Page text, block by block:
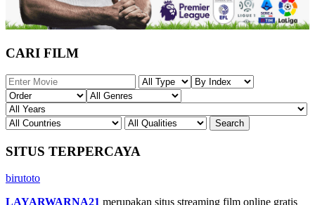
CARI FILM
SITUS TERPERCAYA
birutoto
LAYARWARNA21 merupakan situs streaming film online gratis